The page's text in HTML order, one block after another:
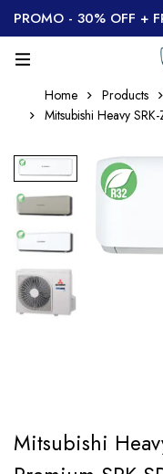
PROMO - 30% OFF +
Home Products
Mitsubishi Heavy
Mitsubishi